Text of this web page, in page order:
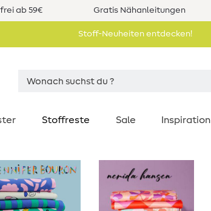
ab 59€ Gratis Nähanleitungen
Stoff-Neuheiten entdecken!
Stoffreste Sale Inspiration